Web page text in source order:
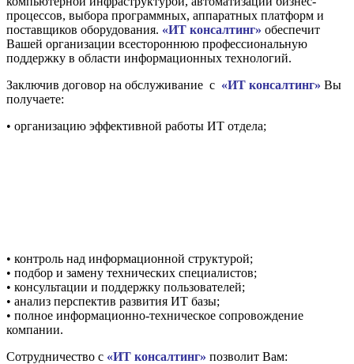
процессов, выбора программных, аппаратных платформ и
поставщиков оборудования. «ИТ консалтинг» обеспечит
Вашей организации всестороннюю профессиональную
поддержку в области информационных технологий.
Заключив договор на обслуживание с «ИТ консалтинг» Вы
получаете:
• организацию эффективной работы ИТ отдела;
• контроль над информационной структурой;
• подбор и замену технических специалистов;
• консультации и поддержку пользователей;
• анализ перспектив развития ИТ базы;
• полное информационно-техническое сопровождение
компании.
Сотрудничество с «ИТ консалтинг» позволит Вам: